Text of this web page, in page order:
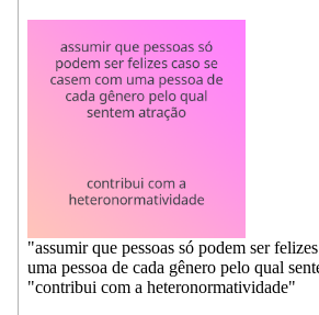
"assumir que pessoas só podem ser
uma pessoa de cada gênero pelo qual
"contribui com a heteronormatividade"